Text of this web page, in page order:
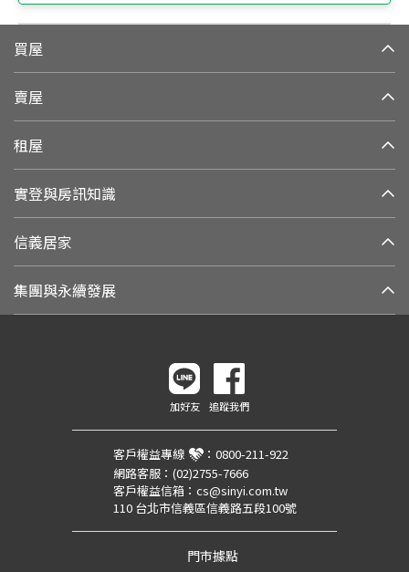
買屋
賣屋
租屋
實登與房訊知識
信義居家
集團與永續發展
加好友 追蹤我們
客戶權益專線 ： 0800-211-922
網路客服： (02)2755-7666
客戶權益信箱： cs@sinyi.com.tw
110 台北市信義區信義路五段100號
門市據點